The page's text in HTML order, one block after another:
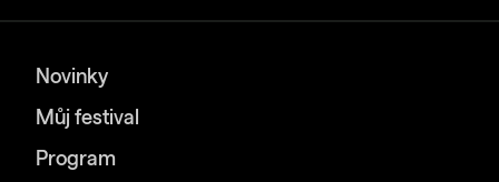
Novinky
Můj festival
Program